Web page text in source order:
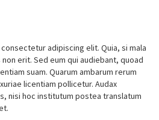
adipiscing elit. Quia, si mala
erit. Sed eum qui audiebant, quoad
suam. Quarum ambarum rerum
licentiam pollicetur. Audax
nisi hoc institutum postea translatum